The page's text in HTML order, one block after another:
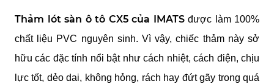
Thảm lót sàn ô tô CX5 của IMATS được làm 100%
chất liệu PVC nguyên sinh. Vì vậy, chiếc thảm này sở
hữu các đặc tính nổi bật như cách nhiệt, cách điện, chịu
lực tốt, dẻo dai, không hỏng, rách hay đứt gãy trong quá